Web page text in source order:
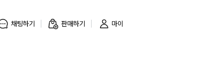
채팅하기 판매하기 마이